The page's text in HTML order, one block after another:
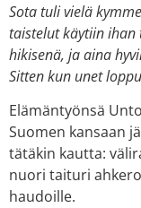
Sota tuli vielä
taistelut käytiin ihan
hikisenä, ja aina
Sitten kun unet
Elämäntyönsä
Suomen kansaan
tätäkin kautta:
nuori taituri
haudoille.